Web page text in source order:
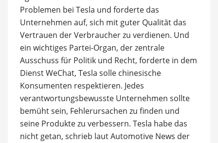
Problemen bei Tesla und forderte das
Unternehmen auf, sich mit guter Qualität das
Vertrauen der Verbraucher zu verdienen. Und
ein wichtiges Partei-Organ, der zentrale
Ausschuss für Politik und Recht, forderte in dem
Dienst WeChat, Tesla solle chinesische
Konsumenten respektieren. Jedes
verantwortungsbewusste Unternehmen sollte
bemüht sein, Fehlerursachen zu finden und
seine Produkte zu verbessern. Tesla habe das
nicht getan, schrieb laut Automotive News der